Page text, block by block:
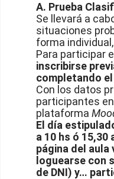
A. Prueba
Se llevará a
situaciones
forma
Para participar
inscribirse
completando el
Con los datos
participantes
plataforma
El día
a 10 hs ó
página del aula
loguearse con
de DNI) y…